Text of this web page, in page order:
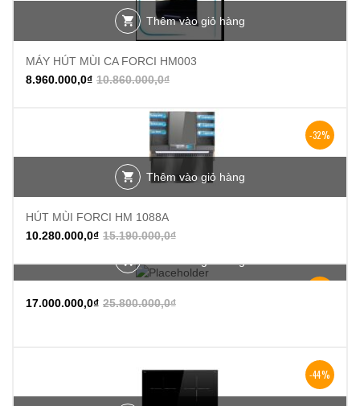
Thêm vào giỏ hàng
MÁY HÚT MÙI CA FORCI HM003
10.860.000,0₫
8.960.000,0₫
-32%
Thêm vào giỏ hàng
HÚT MÙI FORCI HM 1088A
15.190.000,0₫
10.280.000,0₫
25.800.000,0₫
17.000.000,0₫
-44%